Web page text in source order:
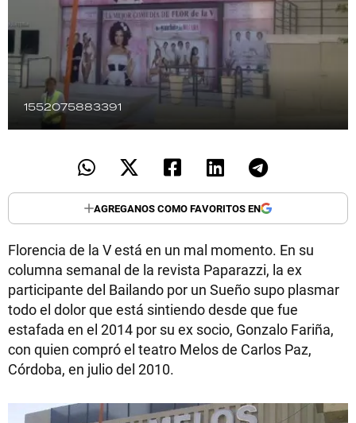
1552075883391
AGREGANOS COMO FAVORITOS EN
Florencia de la V está en un mal momento. En su
columna semanal de la revista Paparazzi, la ex
participante del Bailando por un Sueño supo plasmar
todo el dolor que está sintiendo desde que fue
estafada en el 2014 por su ex socio, Gonzalo Fariña,
con quien compró el teatro Melos de Carlos Paz,
Córdoba, en julio del 2010.
Seguinos